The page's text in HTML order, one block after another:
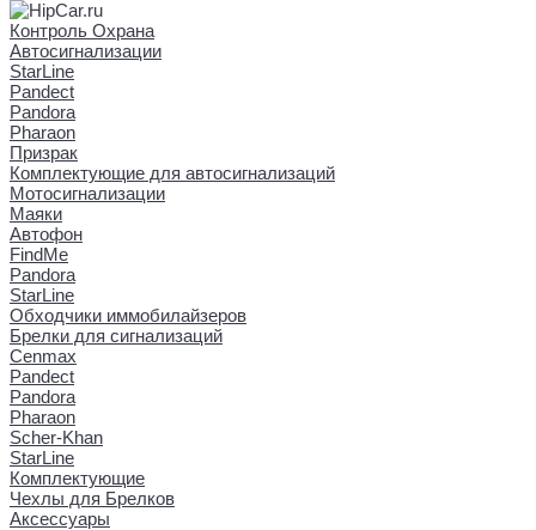
Контроль Охрана
Автосигнализации
StarLine
Pandect
Pandora
Pharaon
Призрак
Комплектующие для автосигнализаций
Мотосигнализации
Маяки
Автофон
FindMe
Pandora
StarLine
Обходчики иммобилайзеров
Брелки для сигнализаций
Cenmax
Pandect
Pandora
Pharaon
Scher-Khan
StarLine
Комплектующие
Чехлы для Брелков
Аксессуары